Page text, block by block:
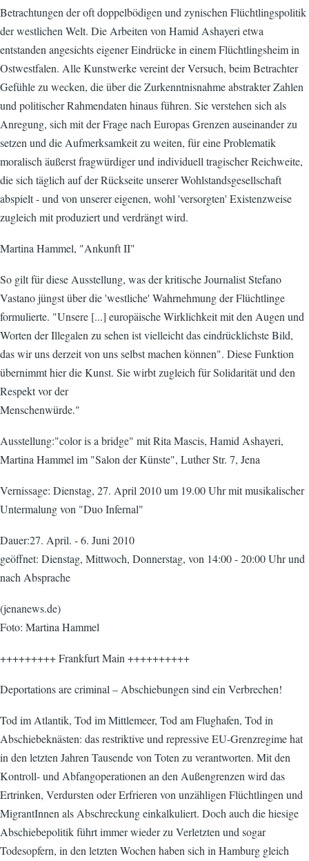
Betrachtungen der oft doppelbödigen und zynischen Flüchtlingspolitik
der westlichen Welt. Die Arbeiten von Hamid Ashayeri etwa
entstanden angesichts eigener Eindrücke in einem Flüchtlingsheim in
Ostwestfalen. Alle Kunstwerke vereint der Versuch, beim Betrachter
Gefühle zu wecken, die über die Zurkenntnisnahme abstrakter Zahlen
und politischer Rahmendaten hinaus führen. Sie verstehen sich als
Anregung, sich mit der Frage nach Europas Grenzen auseinander zu
setzen und die Aufmerksamkeit zu weiten, für eine Problematik
moralisch äußerst fragwürdiger und individuell tragischer Reichweite,
die sich täglich auf der Rückseite unserer Wohlstandsgesellschaft
abspielt - und von unserer eigenen, wohl 'versorgten' Existenzweise
zugleich mit produziert und verdrängt wird.
Martina Hammel, "Ankunft II"
So gilt für diese Ausstellung, was der kritische Journalist Stefano
Vastano jüngst über die 'westliche' Wahrnehmung der Flüchtlinge
formulierte. "Unsere [...] europäische Wirklichkeit mit den Augen und
Worten der Illegalen zu sehen ist vielleicht das eindrücklichste Bild,
das wir uns derzeit von uns selbst machen können". Diese Funktion
übernimmt hier die Kunst. Sie wirbt zugleich für Solidarität und den
Respekt vor der
Menschenwürde."
Ausstellung:"color is a bridge" mit Rita Mascis, Hamid Ashayeri,
Martina Hammel im "Salon der Künste", Luther Str. 7, Jena
Vernissage: Dienstag, 27. April 2010 um 19.00 Uhr mit musikalischer
Untermalung von "Duo Infernal"
Dauer:27. April. - 6. Juni 2010
geöffnet: Dienstag, Mittwoch, Donnerstag, von 14:00 - 20:00 Uhr und
nach Absprache
(jenanews.de)
Foto: Martina Hammel
+++++++++ Frankfurt Main ++++++++++
Deportations are criminal – Abschiebungen sind ein Verbrechen!
Tod im Atlantik, Tod im Mittlemeer, Tod am Flughafen, Tod in
Abschiebeknästen: das restriktive und repressive EU-Grenzregime hat
in den letzten Jahren Tausende von Toten zu verantworten. Mit den
Kontroll- und Abfangoperationen an den Außengrenzen wird das
Ertrinken, Verdursten oder Erfrieren von unzähligen Flüchtlingen und
MigrantInnen als Abschreckung einkalkuliert. Doch auch die hiesige
Abschiebepolitik führt immer wieder zu Verletzten und sogar
Todesopfern, in den letzten Wochen haben sich in Hamburg gleich